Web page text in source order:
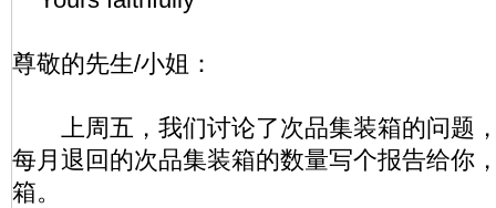
尊敬的先生/小姐：
上周五，我们讨论了次品集装箱的问题
每月退回的次品集装箱的数量写个报告给你
箱。